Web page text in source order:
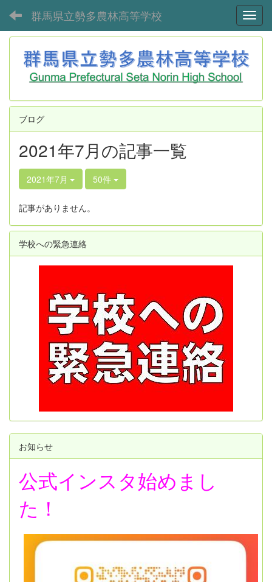
群馬県立勢多農林高等学校
ブログ
2021年7月の記事一覧
2021年7月 50件
記事がありません。
学校への緊急連絡
お知らせ
公式インスタ始めまし
た！